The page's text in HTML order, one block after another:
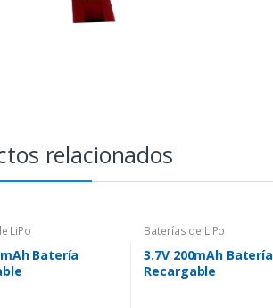
relacionados
LiPo
Batería
Baterías de LiPo
3.7V 200mAh Batería
Recargable